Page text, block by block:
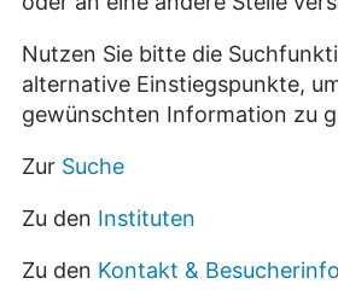
Nutzen Sie bitte die
alternative Einstiegspunkte,
gewünschten Information zu
Zur Suche
Zu den Instituten
Zu den Kontakt &